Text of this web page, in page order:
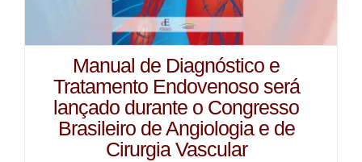
Manual de Diagnóstico e
Tratamento Endovenoso será
lançado durante o Congresso
Brasileiro de Angiologia e de
Cirurgia Vascular